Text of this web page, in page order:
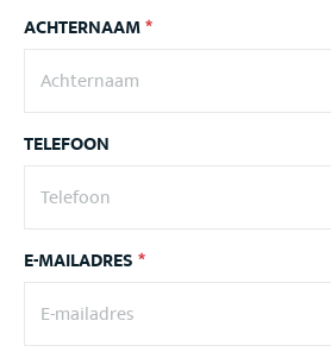
ACHTERNAAM*
TELEFOON
E-MAILADRES*